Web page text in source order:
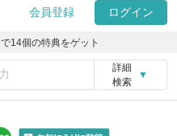
会員登録 ログイン
で14個の特典をゲット
詳細
検索
▼